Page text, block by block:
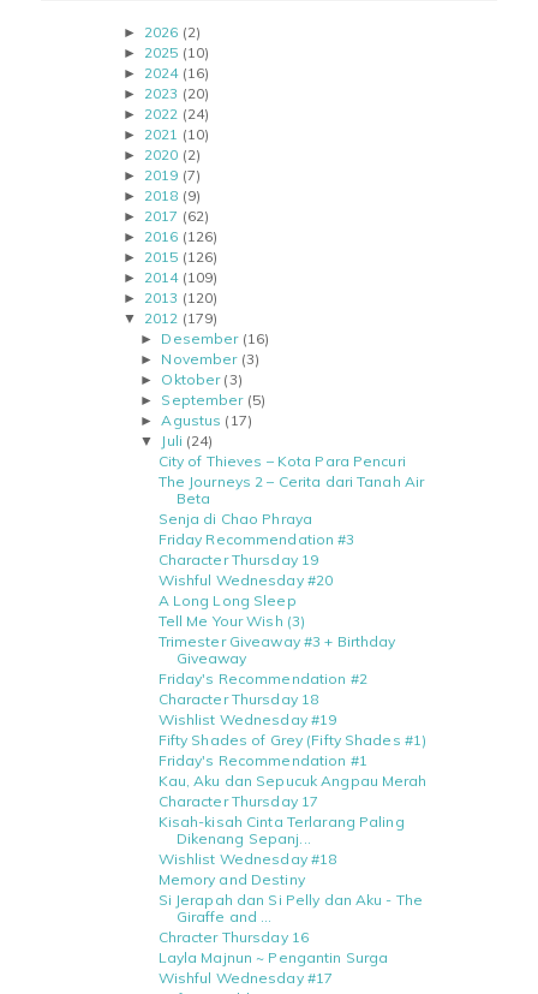
► 2026 (2)
► 2025 (10)
► 2024 (16)
► 2023 (20)
► 2022 (24)
► 2021 (10)
► 2020 (2)
► 2019 (7)
► 2018 (9)
► 2017 (62)
► 2016 (126)
► 2015 (126)
► 2014 (109)
► 2013 (120)
▼ 2012 (179)
► Desember (16)
► November (3)
► Oktober (3)
► September (5)
►Agustus (17)
▼ Juli (24)
City of Thieves – Kota Para Pencuri
The Journeys 2 – Cerita dari Tanah Air
Beta
Senja di Chao Phraya
Friday Recommendation #3
Character Thursday 19
Wishful Wednesday #20
A Long Long Sleep
Tell Me Your Wish (3)
Trimester Giveaway #3 + Birthday
Giveaway
Friday's Recommendation #2
Character Thursday 18
Wishlist Wednesday #19
Fifty Shades of Grey (Fifty Shades #1)
Friday's Recommendation #1
Kau, Aku dan Sepucuk Angpau Merah
Character Thursday 17
Kisah-kisah Cinta Terlarang Paling
Dikenang Sepanj...
Wishlist Wednesday #18
Memory and Destiny
Si Jerapah dan Si Pelly dan Aku - The
Giraffe and ...
Chracter Thursday 16
Layla Majnun ~ Pengantin Surga
Wishful Wednesday #17